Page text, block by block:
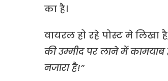
का है।
वायरल हो रहे पोस्ट मे लिखा
की उम्मीद पर लाने में
नजारा है!”